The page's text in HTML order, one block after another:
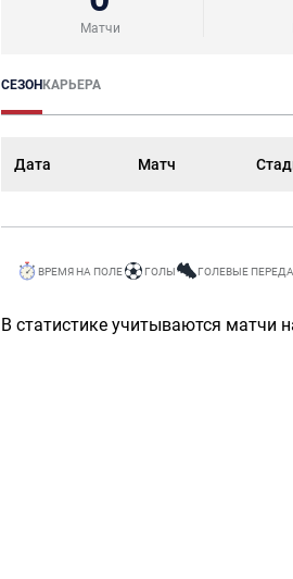
Матчи
СЕЗОНКАРЬЕРА
Дата Матч
ВРЕМЯ НА ПОЛЕ ГОЛЫ ГОЛЕВЫЕ
В статистике учитываются матчи